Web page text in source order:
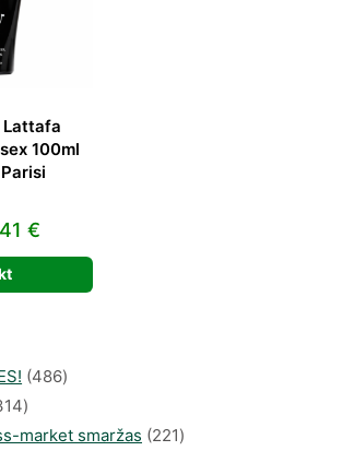
100ml
€
price
is:
486486
314
produkti
market smaržas 221221